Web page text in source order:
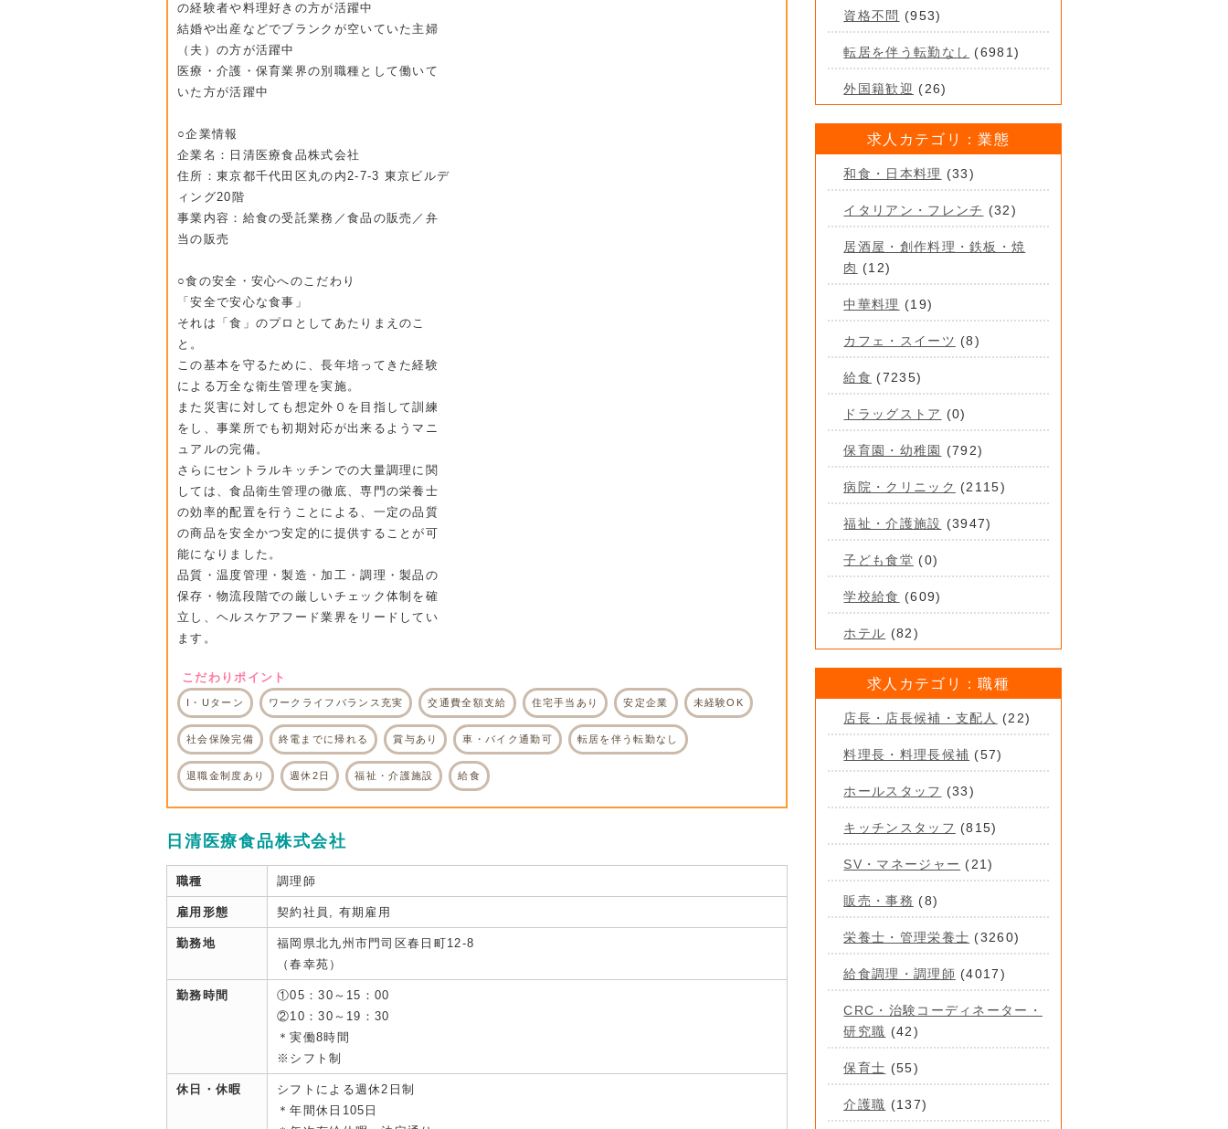
の経験者や料理好きの方が活躍中
結婚や出産などでブランクが空いていた主婦
（夫）の方が活躍中
医療・介護・保育業界の別職種として働いて
いた方が活躍中
○企業情報
企業名：日清医療食品株式会社
住所：東京都千代田区丸の内2-7-3 東京ビルデ
ィング20階
事業内容：給食の受託業務／食品の販売／弁
当の販売
○食の安全・安心へのこだわり
「安全で安心な食事」
それは「食」のプロとしてあたりまえのこ
と。
この基本を守るために、長年培ってきた経験
による万全な衛生管理を実施。
また災害に対しても想定外０を目指して訓練
をし、事業所でも初期対応が出来るようマニ
ュアルの完備。
さらにセントラルキッチンでの大量調理に関
しては、食品衛生管理の徹底、専門の栄養士
の効率的配置を行うことによる、一定の品質
の商品を安全かつ安定的に提供することが可
能になりました。
品質・温度管理・製造・加工・調理・製品の
保存・物流段階での厳しいチェック体制を確
立し、ヘルスケアフード業界をリードしてい
ます。
こだわりポイント
I・Uターン ワークライフバランス充実 交通費全額支給 住宅手当あり 安定企業 未経験OK
社会保険完備 終電までに帰れる 賞与あり 車・バイク通勤可 転居を伴う転勤なし
退職金制度あり 週休2日 福祉・介護施設 給食
日清医療食品株式会社
職種 調理師
雇用形態 契約社員, 有期雇用
勤務地
福岡県北九州市門司区春日町12-8
（春幸苑）
勤務時間
①05：30～15：00
②10：30～19：30
＊実働8時間
※シフト制
休日・休暇
シフトによる週休2日制
＊年間休日105日
資格不問 (953)
転居を伴う転勤なし (6981)
外国籍歓迎 (26)
求人カテゴリ：業態
和食・日本料理 (33)
イタリアン・フレンチ (32)
居酒屋・創作料理・鉄板・焼
肉 (12)
中華料理 (19)
カフェ・スイーツ (8)
給食 (7235)
ドラッグストア (0)
保育園・幼稚園 (792)
病院・クリニック (2115)
福祉・介護施設 (3947)
子ども食堂 (0)
学校給食 (609)
ホテル (82)
求人カテゴリ：職種
店長・店長候補・支配人 (22)
料理長・料理長候補 (57)
ホールスタッフ (33)
キッチンスタッフ (815)
SV・マネージャー (21)
販売・事務 (8)
栄養士・管理栄養士 (3260)
給食調理・調理師 (4017)
CRC・治験コーディネーター・
研究職 (42)
保育士 (55)
介護職 (137)